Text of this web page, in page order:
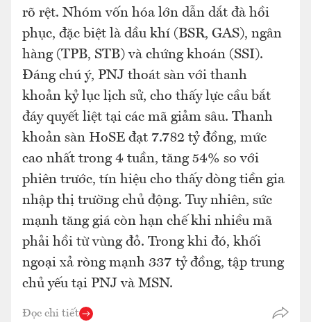
rõ rệt. Nhóm vốn hóa lớn dẫn dắt đà hồi
phục, đặc biệt là dầu khí (BSR, GAS), ngân
hàng (TPB, STB) và chứng khoán (SSI).
Đáng chú ý, PNJ thoát sàn với thanh
khoản kỷ lục lịch sử, cho thấy lực cầu bắt
đáy quyết liệt tại các mã giảm sâu. Thanh
khoản sàn HoSE đạt 7.782 tỷ đồng, mức
cao nhất trong 4 tuần, tăng 54% so với
phiên trước, tín hiệu cho thấy dòng tiền gia
nhập thị trường chủ động. Tuy nhiên, sức
mạnh tăng giá còn hạn chế khi nhiều mã
phải hồi từ vùng đỏ. Trong khi đó, khối
ngoại xả ròng mạnh 337 tỷ đồng, tập trung
chủ yếu tại PNJ và MSN.
Đọc chi tiết